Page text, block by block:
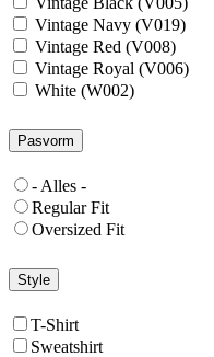
Vintage Navy (V019)
Vintage Red (V008)
Vintage Royal (V006)
White (W002)
Pasvorm
- Alles -
Regular Fit
Oversized Fit
Style
T-Shirt
Sweatshirt